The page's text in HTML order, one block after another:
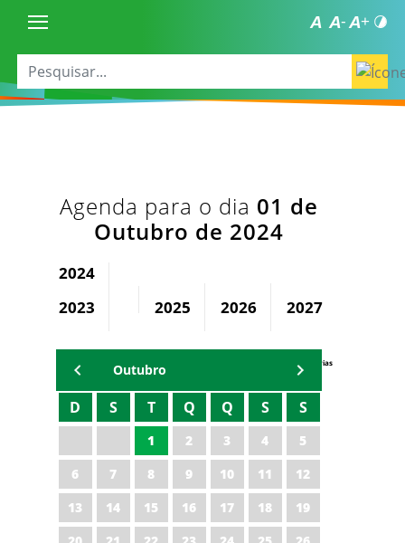
Agenda para o dia 01 de
Outubro de 2024
2024
2023
2025 2026 2027
Agenda Secretárias
Outubro
D S T Q Q S S
1 2 3 4
5
6
7 8 9 10 11
12
13
14 15 16 17 18
19